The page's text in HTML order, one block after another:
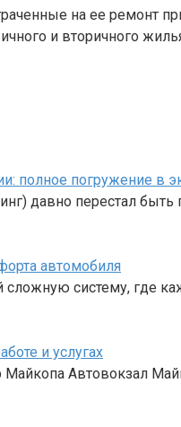
на ее ремонт
и вторичного
полное погружение в
давно перестал
автомобиля
систему, где
и услугах
Майкопа Автовокзал